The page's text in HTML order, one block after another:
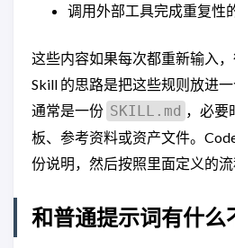
调用外部工具完成重复性
这些内容如果每次都重新输入，
Skill 的思路是把这些规则放进
通常是一份 SKILL.md ，必要
板、参考资料或资产文件。
份说明，然后按照里面定义的流
和普通提示词有什么